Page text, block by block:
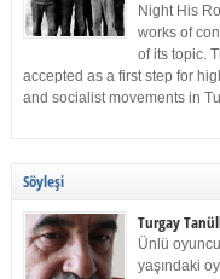
Night His
works of
of its topic.
accepted as a first step for
and socialist movements in
Söyleşi
Turgay
Ünlü
yaşındaki